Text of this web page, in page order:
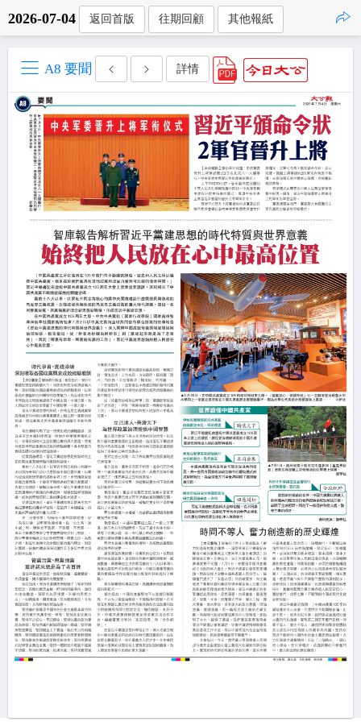
2026-07-04 返回首版 往期回顧 其他報紙
A8 要聞 詳情